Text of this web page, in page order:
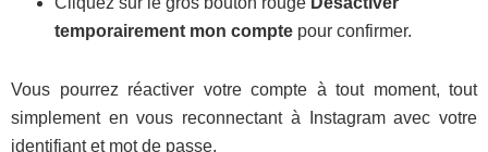
temporairement mon compte pour confirmer.
Vous pourrez réactiver votre compte à tout moment, tout
simplement en vous reconnectant à Instagram avec votre
identifiant et mot de passe.